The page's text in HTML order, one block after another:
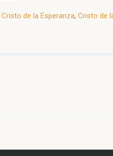
Cristo de la Esperanza, Cristo de